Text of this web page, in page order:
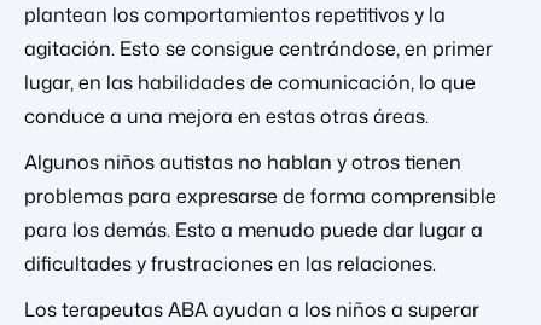
plantean los comportamientos repetitivos y la
agitación. Esto se consigue centrándose, en primer
lugar, en las habilidades de comunicación, lo que
conduce a una mejora en estas otras áreas.
Algunos niños autistas no hablan y otros tienen
problemas para expresarse de forma comprensible
para los demás. Esto a menudo puede dar lugar a
dificultades y frustraciones en las relaciones.
Los terapeutas ABA ayudan a los niños a superar